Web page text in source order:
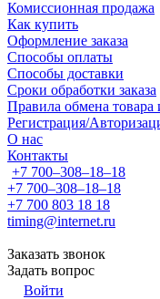
Комиссионная продажа
Как купить
Оформление заказа
Способы оплаты
Способы доставки
Сроки обработки заказа
Правила обмена товара
Регистрация/
О нас
Контакты
+7 700‒308‒18‒18
+7 700‒308‒18‒18
+7 700 803 18 18
timing@internet.ru
Заказать звонок
Задать вопрос
Войти